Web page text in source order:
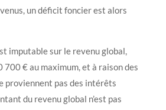
un déficit foncier est alors
imputable sur le revenu global,
700 € au maximum, et à raison des
proviennent pas des intérêts
du revenu global n’est pas